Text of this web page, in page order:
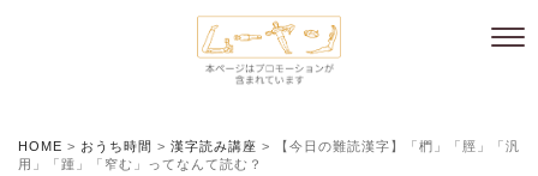
HOME > おうち時間 > 漢字読み講座 >
【今日の難読漢字】「椚」「脛」「汎
用」「踵」「窄む」ってなんて読む？